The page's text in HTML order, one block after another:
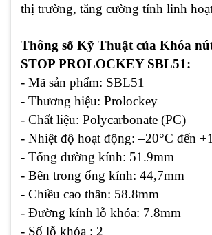
thị trường, tăng cường tính linh
Thông số Kỹ Thuật của Khóa
STOP PROLOCKEY SBL51:
- Mã sản phẩm: SBL51
- Thương hiệu: Prolockey
- Chất liệu: Polycarbonate (PC)
- Nhiệt độ hoạt động: –20°C đến
- Tổng đường kính: 51.9mm
- Bên trong ống kính: 44,7mm
- Chiều cao thân: 58.8mm
- Đường kính lỗ khóa: 7.8mm
- Số lỗ khóa : 2